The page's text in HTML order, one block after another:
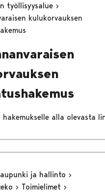
työllisyysalue
kulukorvauksen
alla olevasta
ja hallinto
Toimielimet